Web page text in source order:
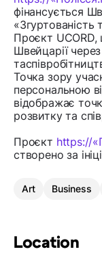
фінансується
«Згуртованість
Проєкт UCORD,
Швейцарії
Точка зору
персональною
відображає
розвитку та
Проєкт https://
створено за
Art Business
Location